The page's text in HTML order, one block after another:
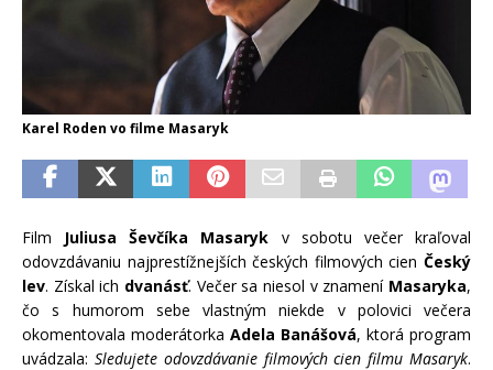
Karel Roden vo filme Masaryk
Film Juliusa Ševčíka Masaryk v sobotu večer kraľoval
odovzdávaniu najprestížnejších českých filmových cien Český
lev. Získal ich dvanásť. Večer sa niesol v znamení Masaryka,
čo s humorom sebe vlastným niekde v polovici večera
okomentovala moderátorka Adela Banášová, ktorá program
uvádzala: Sledujete odovzdávanie filmových cien filmu Masaryk.